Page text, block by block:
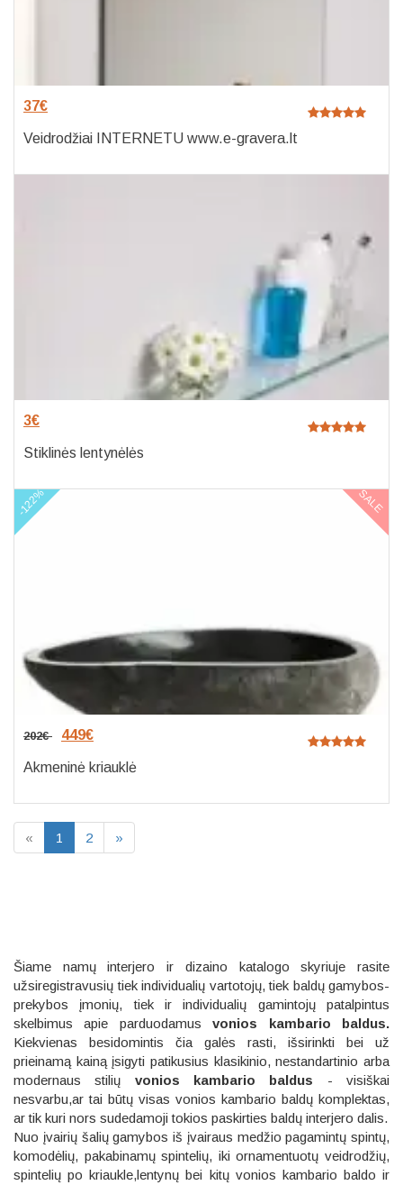
37€
Veidrodžiai INTERNETU www.e-gravera.lt
3€
Stiklinės lentynėlės
-122% SALE
202€ 449€
Akmeninė kriauklė
« 1 2 »
Šiame namų interjero ir dizaino katalogo skyriuje rasite
užsiregistravusių tiek individualių vartotojų, tiek baldų gamybos-
prekybos įmonių, tiek ir individualių gamintojų patalpintus
skelbimus apie parduodamusvonios kambario baldus.
Kiekvienas besidomintis čia galės rasti, išsirinkti bei už
prieinamą kainą įsigyti patikusius klasikinio, nestandartinio arba
modernaus stilių vonios kambario baldus - visiškai
nesvarbu,ar tai būtų visas vonios kambario baldų komplektas,
ar tik kuri nors sudedamoji tokios paskirties baldų interjero dalis.
Nuo įvairių šalių gamybos iš įvairaus medžio pagamintų spintų,
komodėlių, pakabinamų spintelių, iki ornamentuotų veidrodžių,
spintelių po kriaukle,lentynų bei kitų vonios kambario baldo ir